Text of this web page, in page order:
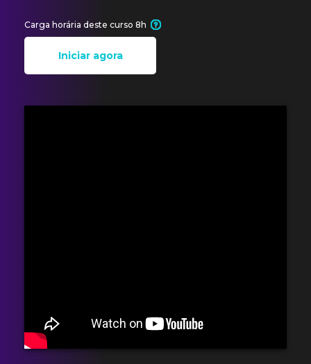
Iniciar agora
Carga horária deste curso 8h